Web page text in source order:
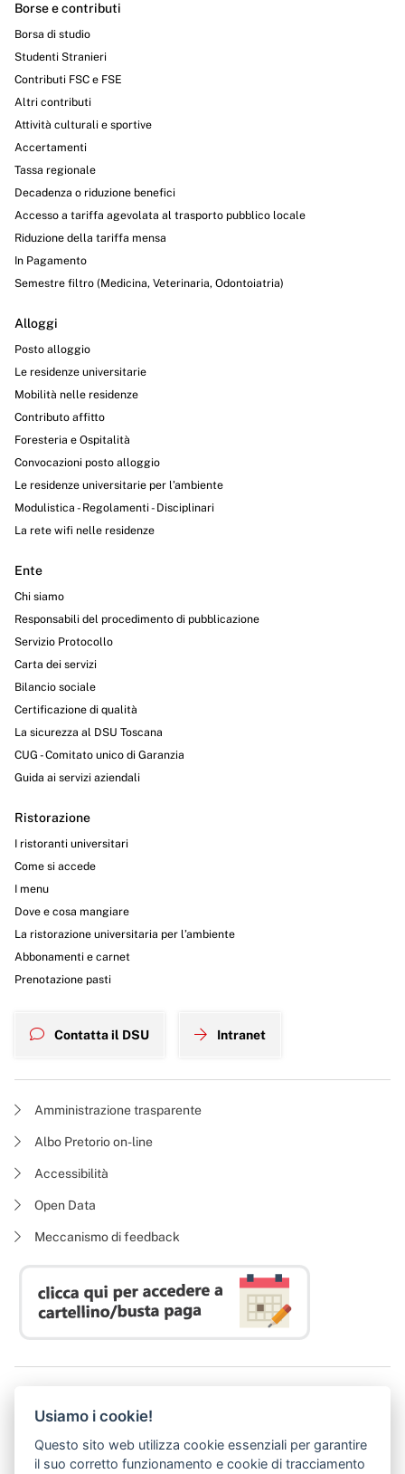
Borse e contributi
Borsa di studio
Studenti Stranieri
Contributi FSC e FSE
Altri contributi
Attività culturali e sportive
Accertamenti
Tassa regionale
Decadenza o riduzione benefici
Accesso a tariffa agevolata al trasporto pubblico locale
Riduzione della tariffa mensa
In Pagamento
Semestre filtro (Medicina, Veterinaria, Odontoiatria)
Alloggi
Posto alloggio
Le residenze universitarie
Mobilità nelle residenze
Contributo affitto
Foresteria e Ospitalità
Convocazioni posto alloggio
Le residenze universitarie per l’ambiente
Modulistica - Regolamenti - Disciplinari
La rete wifi nelle residenze
Ente
Chi siamo
Responsabili del procedimento di pubblicazione
Servizio Protocollo
Carta dei servizi
Bilancio sociale
Certificazione di qualità
La sicurezza al DSU Toscana
CUG - Comitato unico di Garanzia
Guida ai servizi aziendali
Ristorazione
I ristoranti universitari
Come si accede
I menu
Dove e cosa mangiare
La ristorazione universitaria per l’ambiente
Abbonamenti e carnet
Prenotazione pasti
Contatta il DSU Intranet
Amministrazione trasparente
Albo Pretorio on-line
Accessibilità
Open Data
Meccanismo di feedback
P. I. 05913670484 | C. F. 94164020482
(abilitato alla ricezione di soli messaggi di posta elettronica certificata)
Usiamo i cookie!
Questo sito web utilizza cookie essenziali per garantire
il suo corretto funzionamento e cookie di tracciamento